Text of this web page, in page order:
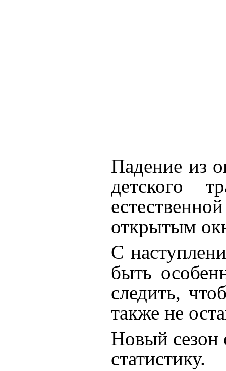
Падение из
детского
открытым
С
быть
следить,
также не
Новый сезон
статистику.